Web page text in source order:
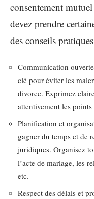
consentement
devez prendre
des conseils
Communication
clé pour éviter les
divorce. Exprimez
attentivement les
Planification et
gagner du temps et de
juridiques. Organisez
l’acte de mariage, les
etc.
Respect des délais et